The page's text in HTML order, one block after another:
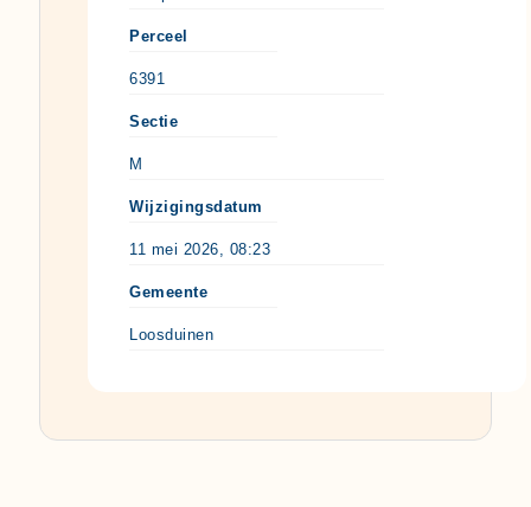
Perceel
6391
Sectie
M
Wijzigingsdatum
11 mei 2026, 08:23
Gemeente
Loosduinen